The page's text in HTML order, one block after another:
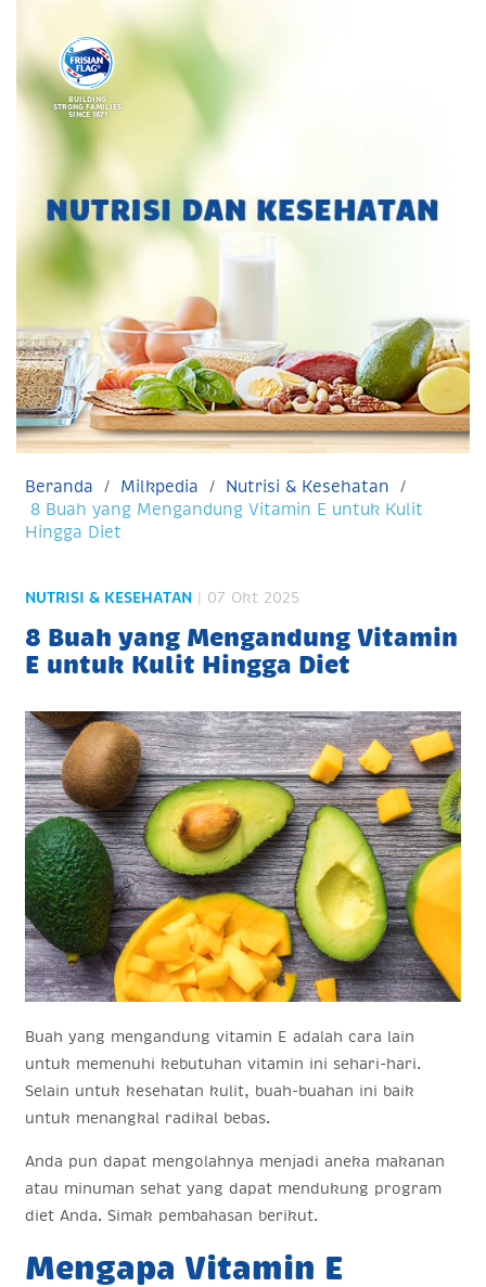
BUILDING
STRONG FAMILIES
SINCE 1871
Beranda Milkpedia
Nutrisi & Kesehatan
8 Buah yang Mengandung Vitamin E untuk Kulit
Hingga Diet
NUTRISI & KESEHATAN | 07 Okt 2025
8 Buah yang Mengandung Vitamin
E untuk Kulit Hingga Diet
Buah yang mengandung vitamin E adalah cara lain
untuk memenuhi kebutuhan vitamin ini sehari-hari.
Selain untuk kesehatan kulit, buah-buahan ini baik
untuk menangkal radikal bebas.
Anda pun dapat mengolahnya menjadi aneka makanan
atau minuman sehat yang dapat mendukung program
diet Anda. Simak pembahasan berikut.
Mengapa Vitamin E